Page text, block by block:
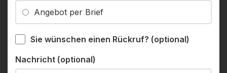
Angebot per Brief
Sie wünschen einen Rückruf? (optional)
Nachricht (optional)